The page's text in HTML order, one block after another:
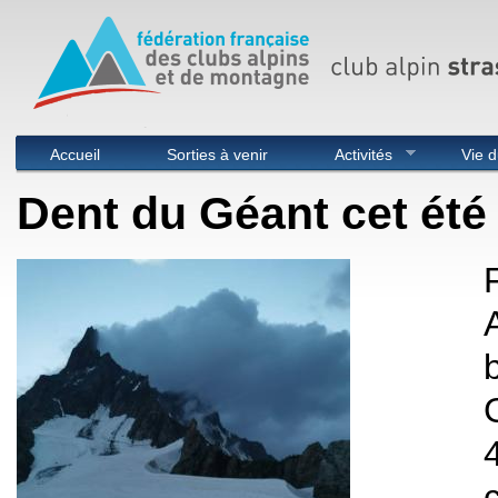
Menu principal
Accueil Sorties à venir Activités Vie
Dent du Géant cet